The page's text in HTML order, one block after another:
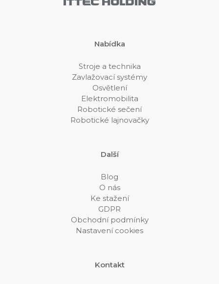
Nabídka
Stroje a technika
Zavlažovací systémy
Osvětlení
Elektromobilita
Robotické sečení
Robotické lajnovačky
Další
Blog
O nás
Ke stažení
GDPR
Obchodní podmínky
Nastavení cookies
Kontakt